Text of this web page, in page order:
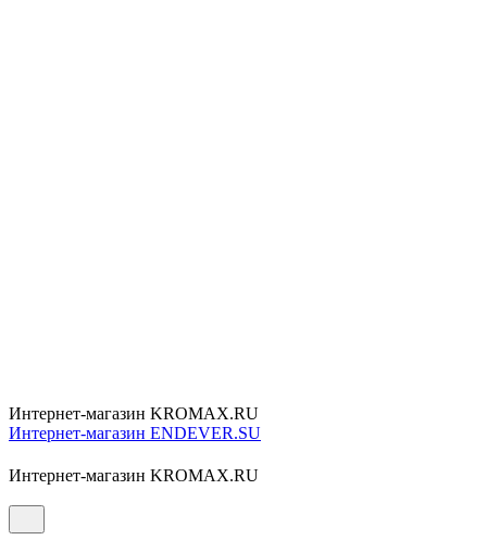
Интернет-магазин KROMAX.RU
Интернет-магазин ENDEVER.SU
Интернет-магазин KROMAX.RU